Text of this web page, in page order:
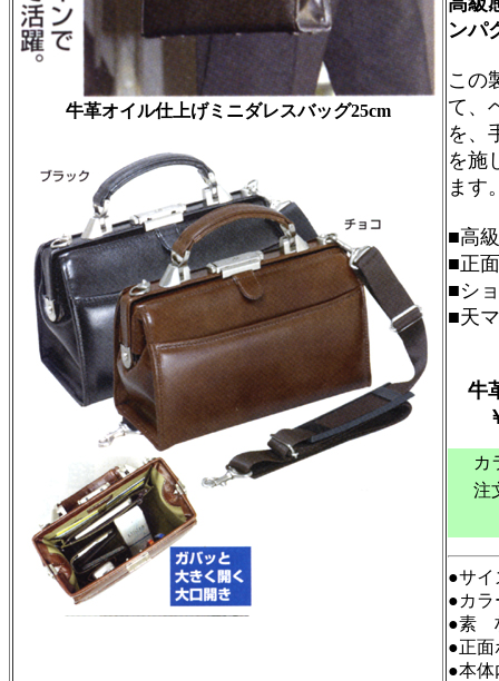
牛革オイル仕上げミニダレスバッグ25cm
ンパ
この
て、
を、
を施
ます
■高
■正
■シ
■天
牛
￥
カ
注
●サイ
●カラ
●素
●正面
●本体